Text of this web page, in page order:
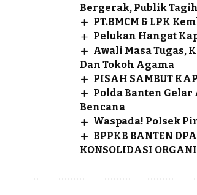
Bergerak, Publik
PT.BMCM & LPK
Pelukan Hangat
Awali Masa Tugas,
Dan Tokoh Agama
PISAH SAMBUT
Polda Banten
Bencana
Waspada! Polsek
BPPKB BANTEN
KONSOLIDASI